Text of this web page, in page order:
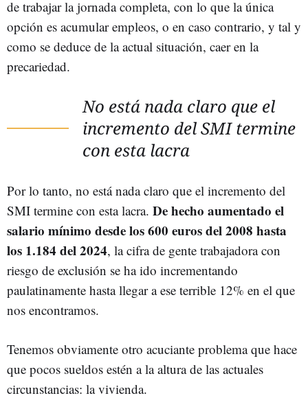
de trabajar la jornada completa, con lo que la única
opción es acumular empleos, o en caso contrario, y tal y
como se deduce de la actual situación, caer en la
precariedad.
No está nada claro que el
incremento del SMI termine
con esta lacra
Por lo tanto, no está nada claro que el incremento del
SMI termine con esta lacra. De hecho aumentado el
salario mínimo desde los 600 euros del 2008 hasta
los 1.184 del 2024, la cifra de gente trabajadora con
riesgo de exclusión se ha ido incrementando
paulatinamente hasta llegar a ese terrible 12% en el que
nos encontramos.
Tenemos obviamente otro acuciante problema que hace
que pocos sueldos estén a la altura de las actuales
circunstancias: la vivienda.